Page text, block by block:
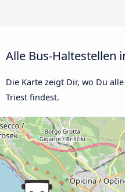
Alle Bus-Haltestellen
Die Karte zeigt Dir, wo Du
Triest findest.